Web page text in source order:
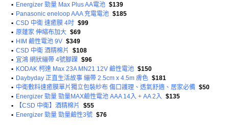
• Energizer 勁量 Max Plus AA電池 $139
• Panasonic eneloop AAA 充電電池 $185
• CSD 中衛 速癒膜 4吋 $99
• 原薘家 伸縮布加大 $69
• HIM 鹼性電池 9V $349
• CSD 中衛 酒精棉片
$108
• 宜鴻 網狀繃帶 4號腳踝 $96
• KODAK 柯達 Max 23A MN21 12V 鹼性電池 $150
• Daybyday 正直生活故事 繃帶 2.5cm x 4.5m 膚色 $181
• 中衛敷料速癒膜單片獨立包裝紗布 傷口護理、透氣舒適、居家必備 $50
• Energizer 勁量 勁量MAX鹼性電池 AAA 14入 + AA 2入 $135
•
【CSD 中衛】酒精棉片
$55
• Energizer 勁量 勁量鹼性3號 $76